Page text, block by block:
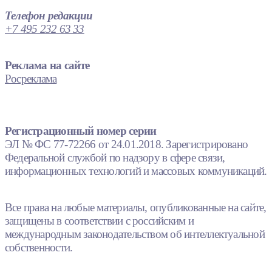
Телефон редакции
+7 495 232 63 33
Реклама на сайте
Росреклама
Регистрационный номер серии
ЭЛ № ФС 77-72266 от 24.01.2018. Зарегистрировано
Федеральной службой по надзору в сфере связи,
информационных технологий и массовых коммуникаций.
Все права на любые материалы, опубликованные на сайте,
защищены в соответствии с российским и
международным законодательством об интеллектуальной
собственности.